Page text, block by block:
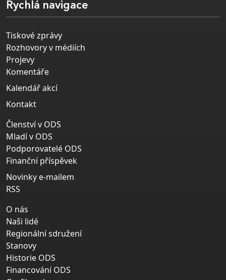
Rychlá navigace
Tiskové zprávy
Rozhovory v médiích
Projevy
Komentáře
Kalendář akcí
Kontakt
Členství v ODS
Mladí v ODS
Podporovatelé ODS
Finanční příspěvek
Novinky e-mailem
RSS
O nás
Naši lidé
Regionální sdružení
Stanovy
Historie ODS
Financování ODS